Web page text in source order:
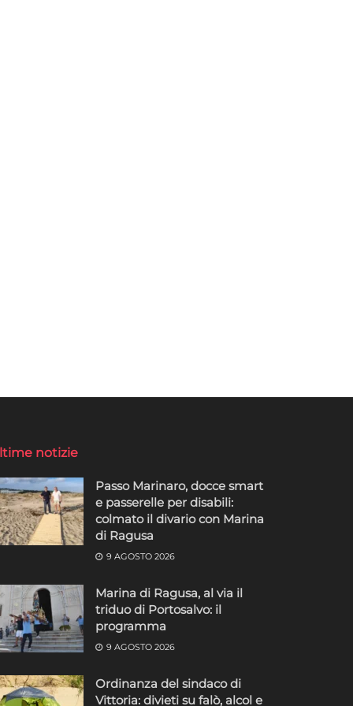
notizie
Passo Marinaro, docce smart
e passerelle per disabili:
colmato il divario con Marina
di Ragusa
9 AGOSTO 2026
Marina di Ragusa, al via il
triduo di Portosalvo: il
programma
9 AGOSTO 2026
Ordinanza del sindaco di
Vittoria: divieti su falò, alcol e